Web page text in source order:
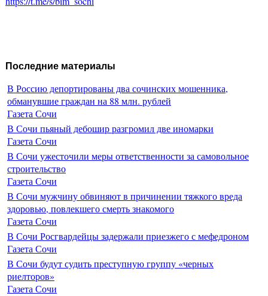
Последние материалы
В Россию депортированы два сочинских мошенника,
обманувшие граждан на 88 млн. рублей
Газета Сочи
В Сочи пьяный дебошир разгромил две иномарки
Газета Сочи
В Сочи ужесточили меры ответственности за самовольное
строительство
Газета Сочи
В Сочи мужчину обвиняют в причинении тяжкого вреда
здоровью, повлекшего смерть знакомого
Газета Сочи
В Сочи Росгвардейцы задержали приезжего с мефедроном
Газета Сочи
В Сочи будут судить преступную группу «черных
риелторов»
Газета Сочи